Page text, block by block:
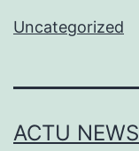
Uncategorized
ACTU